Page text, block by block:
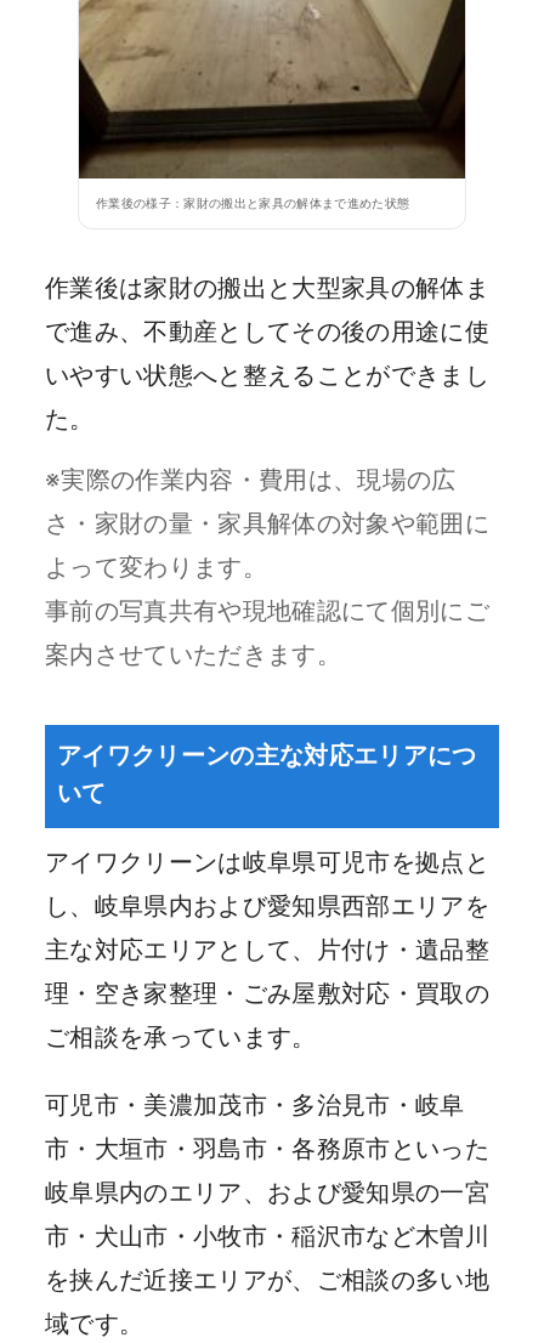
作業後の様子：家財の搬出と家具の解体まで進めた状態
作業後は家財の搬出と大型家具の解体ま
で進み、不動産としてその後の用途に使
いやすい状態へと整えることができまし
た。
※実際の作業内容・費用は、現場の広
さ・家財の量・家具解体の対象や範囲に
よって変わります。
事前の写真共有や現地確認にて個別にご
案内させていただきます。
アイワクリーンの主な対応エリアにつ
いて
アイワクリーンは岐阜県可児市を拠点と
し、岐阜県内および愛知県西部エリアを
主な対応エリアとして、片付け・遺品整
理・空き家整理・ごみ屋敷対応・買取の
ご相談を承っています。
可児市・美濃加茂市・多治見市・岐阜
市・大垣市・羽島市・各務原市といった
岐阜県内のエリア、および愛知県の一宮
市・犬山市・小牧市・稲沢市など木曽川
を挟んだ近接エリアが、ご相談の多い地
域です。